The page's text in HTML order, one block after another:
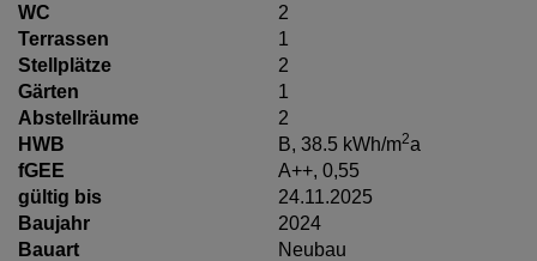
WC
2
Terrassen
1
Stellplätze
2
Gärten
1
Abstellräume
2
HWB
B, 38.5 kWh/m2a
fGEE
A++, 0,55
gültig bis
24.11.2025
Baujahr
2024
Bauart
Neubau